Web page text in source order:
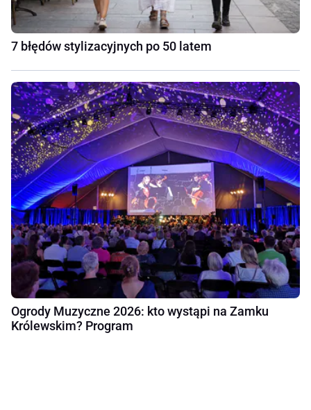
7 błędów stylizacyjnych po 50 latem
Ogrody Muzyczne 2026: kto wystąpi na Zamku
Królewskim? Program